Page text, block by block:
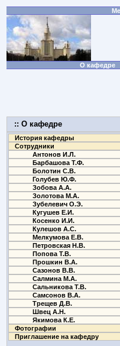
О кафедре
:: О кафедре
История кафедры
Сотрудники
Антонов И.Л.
Барбашова Т.Ф.
Болотин С.В.
Голубев Ю.Ф.
Зобова А.А.
Золотова М.А.
Зубелевич О.Э.
Кугушев Е.И.
Косенко И.И.
Кулешов А.С.
Мелкумова Е.В.
Петровская Н.В.
Попова Т.В.
Прошкин В.А.
Сазонов В.В.
Салмина М.А.
Сальникова Т.В.
Самсонов В.А.
Трещев Д.В.
Швец А.Н.
Якимова К.Е.
Фотографии
Приглашение на кафедру